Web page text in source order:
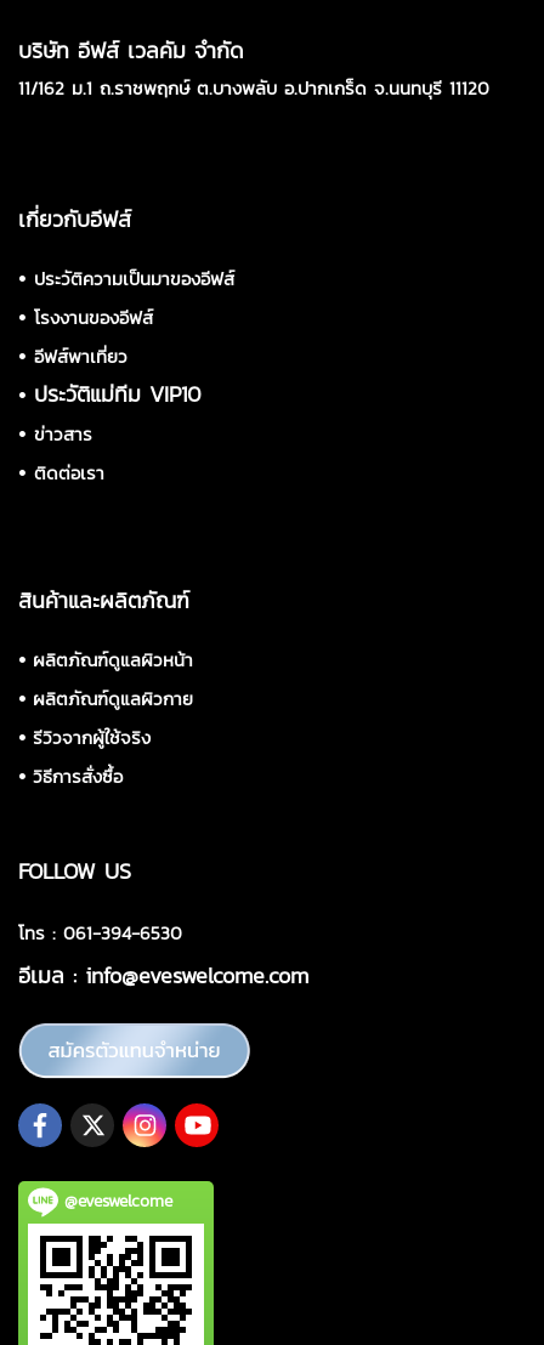
บริษัท อีฟส์ เวลคัม จำกัด
11/162 ม.1 ถ.ราชพฤกษ์ ต.บางพลับ อ.ปากเกร็ด จ.นนทบุรี 11120
เกี่ยวกับอีฟส์
• ประวัติความเป็นมาของอีฟส์
• โรงงานของอีฟส์
• อีฟส์พาเที่ยว
• ประวัติแม่ทีม VIP10
• ข่าวสาร
• ติดต่อเรา
สินค้าและผลิตภัณฑ์
• ผลิตภัณฑ์ดูแลผิวหน้า
• ผลิตภัณฑ์ดูแลผิวกาย
• รีวิวจากผู้ใช้จริง
• วิธีการสั่งซื้อ
FOLLOW US
โทร : 061-394-6530
อีเมล : info@eveswelcome.com
@eveswelcome